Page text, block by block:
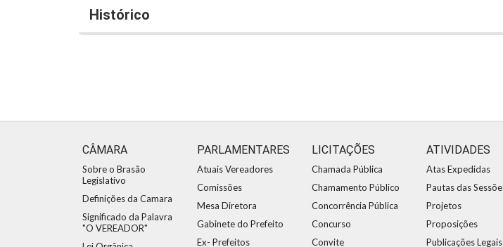
Histórico
CÂMARA
Sobre o Brasão
Legislativo
Definições da Camara
Significado da Palavra
"O VEREADOR"
PARLAMENTARES
Atuais Vereadores
Comissões
Mesa Diretora
Gabinete do Prefeito
Ex- Prefeitos
LICITAÇÕES
Chamada Pública
Chamamento Público
Concorrência Pública
Concurso
Convite
ATIVIDADES
Atas Expedidas
Pautas das
Projetos
Proposições
Publicações Legais